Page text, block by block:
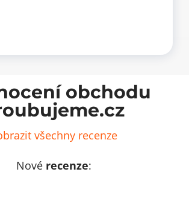
obchodu
všechny recenze
Nové recenze: